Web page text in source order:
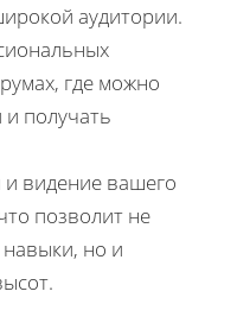
аудитории.
где можно
получать
и видение вашего
позволит не
но и